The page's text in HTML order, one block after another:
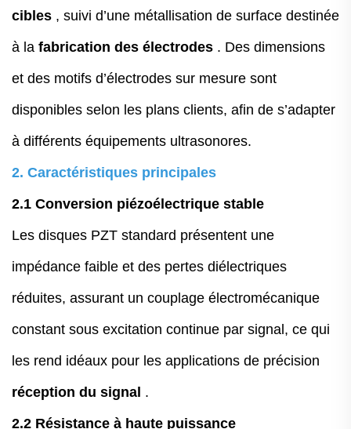
cibles , suivi d’une métallisation de surface destinée
à la fabrication des électrodes . Des dimensions
et des motifs d’électrodes sur mesure sont
disponibles selon les plans clients, afin de s’adapter
à différents équipements ultrasonores.
2. Caractéristiques principales
2.1 Conversion piézoélectrique stable
Les disques PZT standard présentent une
impédance faible et des pertes diélectriques
réduites, assurant un couplage électromécanique
constant sous excitation continue par signal, ce qui
les rend idéaux pour les applications de précision
réception du signal .
2.2 Résistance à haute puissance